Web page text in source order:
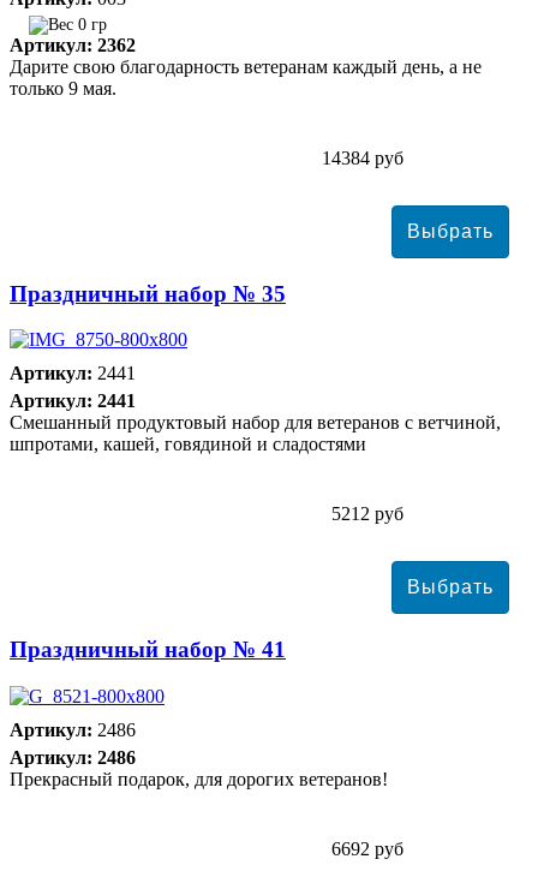
0 гр
Артикул: 2362
Дарите свою благодарность ветеранам каждый день, а не
только 9 мая.
14384 руб
Праздничный набор № 35
Артикул: 2441
Артикул: 2441
Смешанный продуктовый набор для ветеранов с ветчиной,
шпротами, кашей, говядиной и сладостями
5212 руб
Праздничный набор № 41
Артикул: 2486
Артикул: 2486
Прекрасный подарок, для дорогих ветеранов!
6692 руб